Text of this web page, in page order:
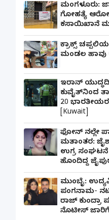
ಮಂಗಳೂರು:
ಗೋಹತ್ಯೆ
ಕಸಾಯಿಖಾನೆ
ಕ್ರಾಕ್ಸ್
ಮಂಡಲ ಹಾವು
ಇರಾನ್
ಕುವೈತ್‌ನಿಂದ
20
[Kuwait]
ಫೋನ್ ನಲ್ಲೇ
ಮತಾಂತರ:
ಉಗ್ರ
ಹೊಂದಿದ್ದ
ಮುಂಬೈ:
ಪಂಗನಾಮ- ನಟಿ
ರಾಜ್ ಕುಂದ್ರಾ
ನೊಟೀಸ್